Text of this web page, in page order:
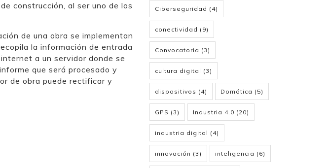
construcción, al ser uno de los
de una obra se implementan
la información de entrada
a un servidor donde se
que será procesado y
de obra puede rectificar y
Ciberseguridad (4)
conectividad (9)
Convocatoria (3)
cultura digital (3)
dispositivos (4) Domótica (5)
GPS (3) Industria 4.0 (20)
industria digital (4)
innovación (3) inteligencia (6)